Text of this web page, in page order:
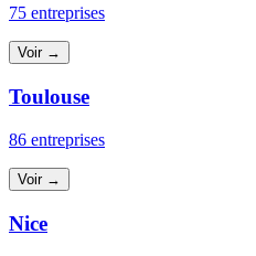
75 entreprises
Voir →
Toulouse
86 entreprises
Voir →
Nice